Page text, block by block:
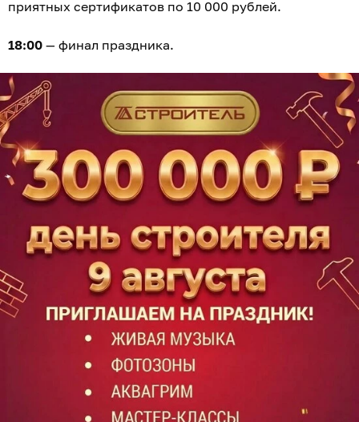
приятных сертификатов по 10 000 рублей.
18:00 — финал праздника.